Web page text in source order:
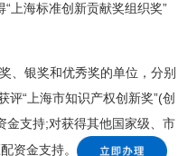
上海标准创新贡献奖组织奖”
、银奖和优秀奖的单位，分别
“上海市知识产权创新奖”(创
金支持;对获得其他国家级、市
资金支持。